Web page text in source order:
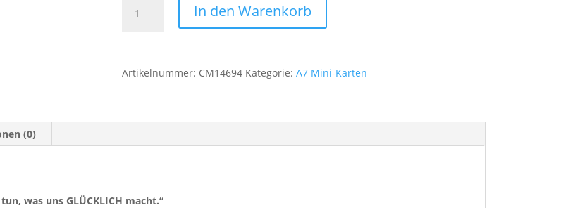
Karte
Menge
In den Warenkorb
Artikelnummer: CM14694 Kategorie: A7 Mini-Karten
(0)
was uns GLÜCKLICH macht.“